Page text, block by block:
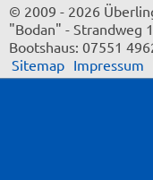
© 2009 - 2026
"Bodan" - Strandweg
Bootshaus: 07551
Sitemap Impressum